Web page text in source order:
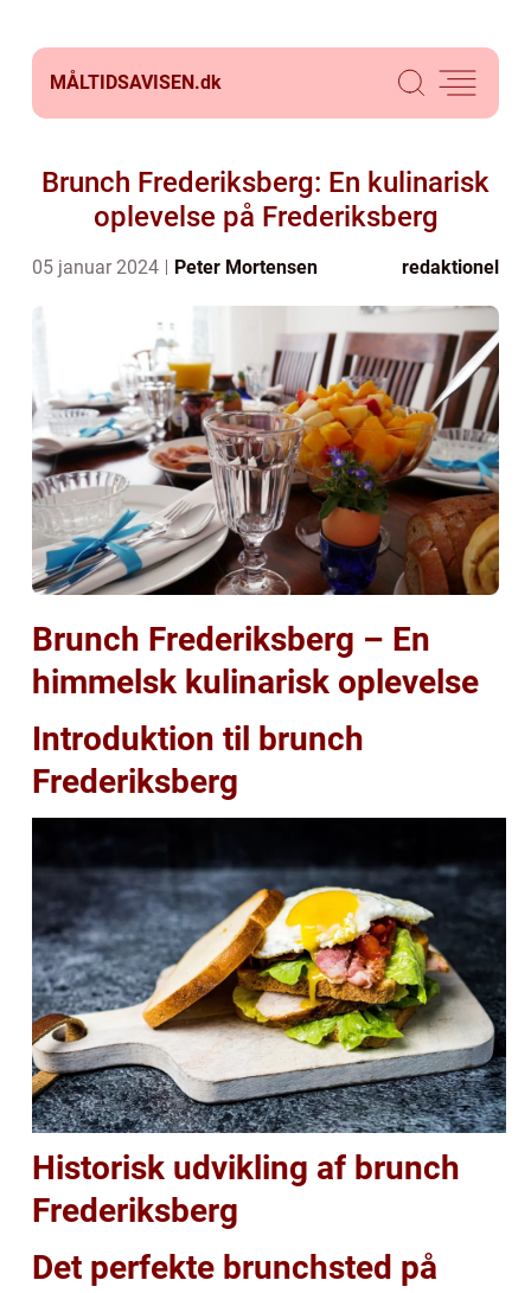
MÅLTIDSAVISEN.dk
Brunch Frederiksberg: En kulinarisk
oplevelse på Frederiksberg
05 januar 2024 Peter Mortensen redaktionel
Brunch Frederiksberg – En
himmelsk kulinarisk oplevelse
Introduktion til brunch
Frederiksberg
Historisk udvikling af brunch
Frederiksberg
Det perfekte brunchsted på